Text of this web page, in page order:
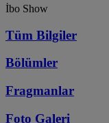
İbo Show
Tüm Bilgiler
Bölümler
Fragmanlar
Foto Galeri